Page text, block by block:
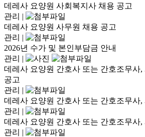
데레사 요양원 사회복지사 채용 공고
관리 |
데레사 요양원 사무원 채용 공고
관리 |
2026년 수가 및 본인부담금 안내
관리 |
데레사 요양원 간호사 또는 간호조무사
공고
관리 |
데레사 요양원 간호사 또는 간호조무사,
관리 |
데레사 요양원 간호사 또는 간호조무사,
관리 |